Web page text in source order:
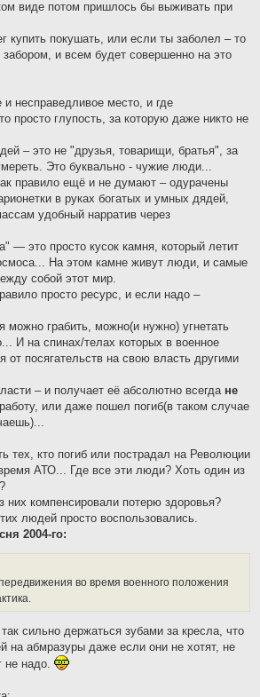
виде потом пришлось бы выживать при
купить покушать, или если ты заболел – то
и всем будет совершенно на это
и несправедливое место, и где
просто глупость, за которую даже никто не
– это не "друзья, товарищи, братья", за
Это буквально - чужие люди...
правило ещё и не думают – одурачены
в руках богатых и умных дядей,
удобный нарратив через
— это просто кусок камня, который летит
На этом камне живут люди, и самые
собой этот мир.
просто ресурс, и если надо –
можно грабить, можно(и нужно) угнетать
И на спинах/телах которых в военное
от посягательств на свою власть другими
– и получает её абсолютно всегда не
или даже пошел погиб(в таком случае
тех, кто погиб или пострадал на Революции
АТО... Где все эти люди? Хоть один из
них компенсировали потерю здоровья?
людей просто воспользовались.
2004-го:
во время военного положения
сильно держаться зубами за кресла, что
на абмразуры даже если они не хотят, не
не надо.